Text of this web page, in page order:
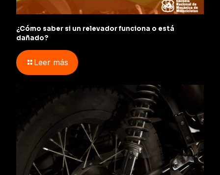
¿Cómo saber si un relevador funciona o está
dañado?
Leer más